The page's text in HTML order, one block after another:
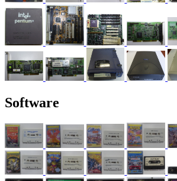
Software